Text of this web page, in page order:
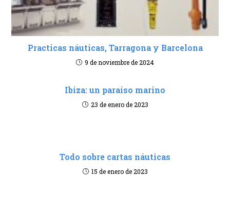
Practicas náuticas, Tarragona y Barcelona
9 de noviembre de 2024
Ibiza: un paraíso marino
23 de enero de 2023
Todo sobre cartas náuticas
15 de enero de 2023